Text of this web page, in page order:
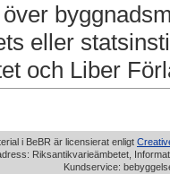
eller
och Liber
i BeBR är licensierat enligt
Riksantikvarieämbetet,
Kundservice: